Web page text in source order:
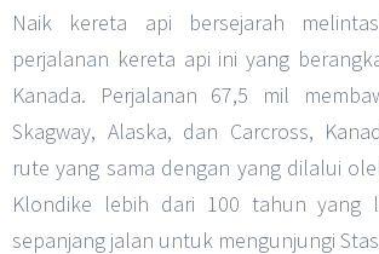
Naik kereta api bersejarah
perjalanan kereta api ini yang
Kanada. Perjalanan 67,5 mil
Skagway, Alaska, dan Carcross,
rute yang sama dengan yang dilalui
Klondike lebih dari 100 tahun yang
sepanjang jalan untuk mengunjungi